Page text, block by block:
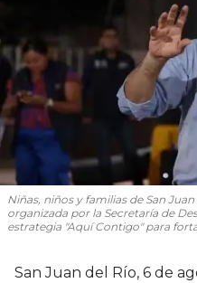
Niñas, niños y familias de San
organizada por la Secretaría de
estrategia "Aquí Contigo" para
San Juan del Río, 6 de